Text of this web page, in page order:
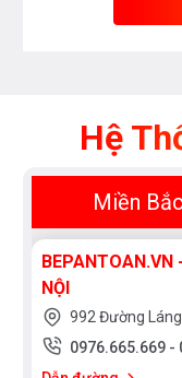
Hệ
Miền Bắc
NỘI
992 Đường
0976.665.669 -